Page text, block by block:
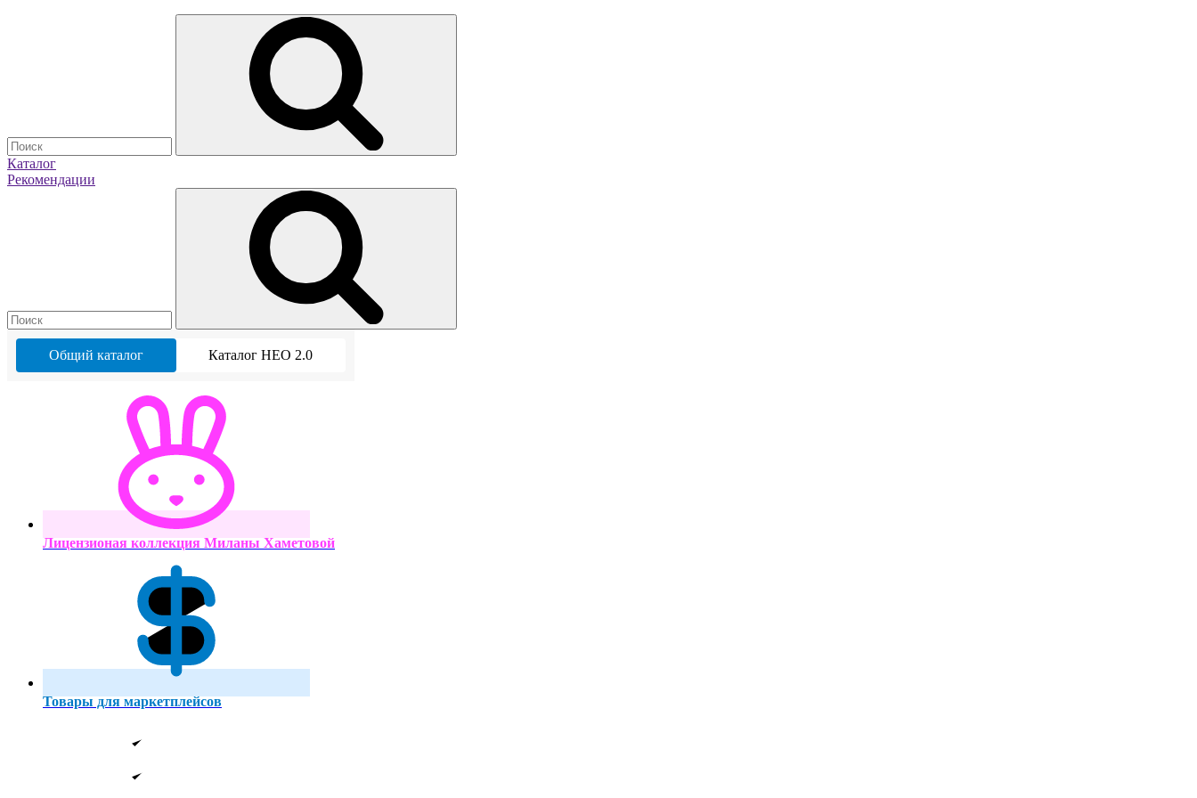
Каталог
Рекомендации
Общий каталог Каталог НЕО 2.0
Лицензионая коллекция Миланы Хаметовой
Товары для маркетплейсов